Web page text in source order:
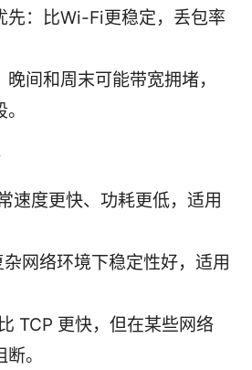
先：比Wi-Fi更稳定，丢包率
间和周末可能带宽拥堵，
速度更快、功耗更低，适用
网络环境下稳定性好，适用
TCP 更快，但在某些网络
。